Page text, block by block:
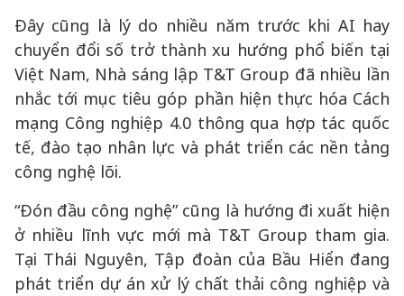
Đây cũng là lý do nhiều năm trước khi AI hay
chuyển đổi số trở thành xu hướng phổ biến tại
Việt Nam, Nhà sáng lập T&T Group đã nhiều lần
nhắc tới mục tiêu góp phần hiện thực hóa Cách
mạng Công nghiệp 4.0 thông qua hợp tác quốc
tế, đào tạo nhân lực và phát triển các nền tảng
công nghệ lõi.
“Đón đầu công nghệ” cũng là hướng đi xuất hiện
ở nhiều lĩnh vực mới mà T&T Group tham gia.
Tại Thái Nguyên, Tập đoàn của Bầu Hiển đang
phát triển dự án xử lý chất thải công nghiệp và